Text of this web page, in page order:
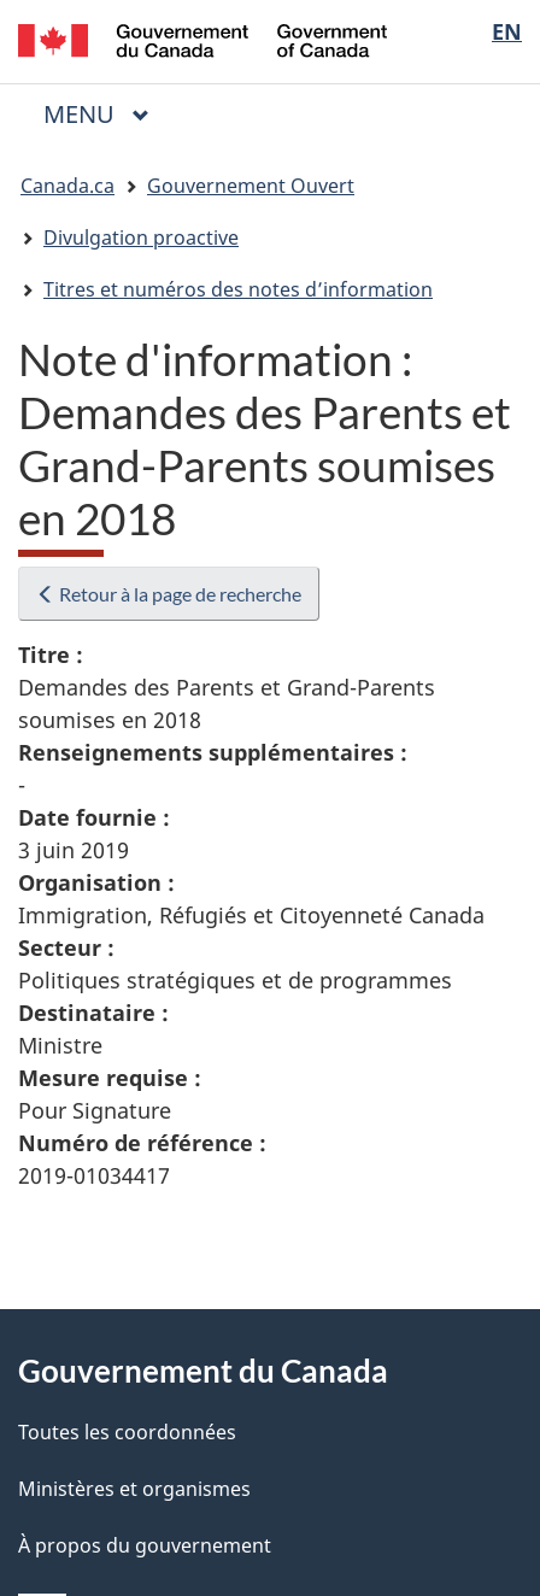
Passer
au
contenu
Passer
à
« Au
Passer
à
la
EN
of
Menu
MENU PRINCIPAL
êtes
ici
Canada.ca
Gouvernement Ouvert
Divulgation proactive
Titres et numéros des notes d’information
Note d'information :
Demandes des Parents et
Grand-Parents soumises
en 2018
Retour à la page de recherche
Titre :
Demandes des Parents et Grand-Parents
soumises en 2018
Renseignements supplémentaires :
-
Date fournie :
3 juin 2019
Organisation :
Immigration, Réfugiés et Citoyenneté Canada
Secteur :
Politiques stratégiques et de programmes
Destinataire :
Ministre
Mesure requise :
Pour Signature
Numéro de référence :
2019-01034417
D
t
a
l
s
propos
ce
site
Gouvernement du Canada
Toutes les coordonnées
Ministères et organismes
À propos du gouvernement